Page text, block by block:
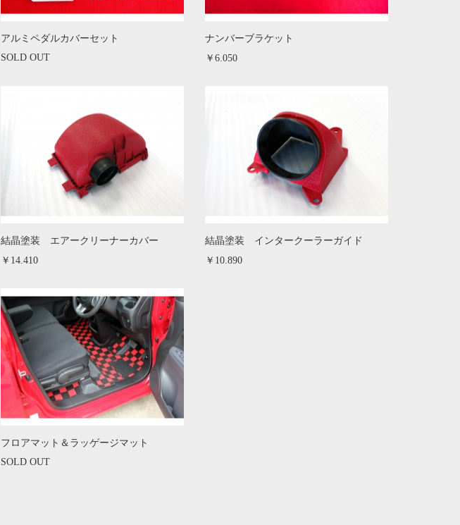
アルミペダルカバーセット
SOLD OUT
ナンバーブラケット
￥6.050
結晶塗装 エアークリーナーカバー
￥14.410
結晶塗装 インタークーラーガイド
￥10.890
フロアマット＆ラッゲージマット
SOLD OUT